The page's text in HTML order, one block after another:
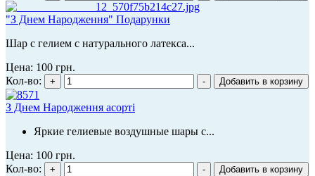
"З Днем Народження" Подарунки
Шар с гелием с натурального латекса...
Цена: 100 грн.
Кол-во:
З Днем Народження асорті
Яркие гелиевые воздушные шары с...
Цена: 100 грн.
Кол-во: